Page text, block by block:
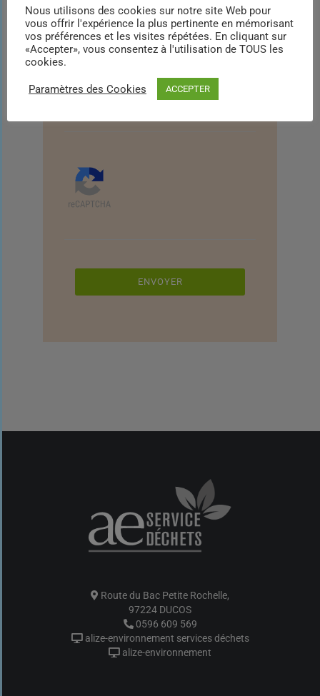
* champ obligatoire
Route du Bac Petite Rochelle,
97224 DUCOS
0596 609 569
alize-environnement services déchets
alize-environnement
Nous utilisons des cookies sur notre site Web pour
vous offrir l'expérience la plus pertinente en mémorisant
vos préférences et les visites répétées. En cliquant sur
«Accepter», vous consentez à l'utilisation de TOUS les
cookies.
Paramètres des Cookies ACCEPTER